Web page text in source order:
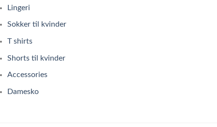
Lingeri
Sokker til kvinder
T shirts
Shorts til kvinder
Accessories
Damesko